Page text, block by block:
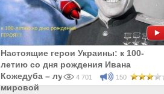
Настоящие герои Украины: к 100-
летию со дня рождения Ивана
Кожедуба – лучшего аса Второй
мировой
4 701 150